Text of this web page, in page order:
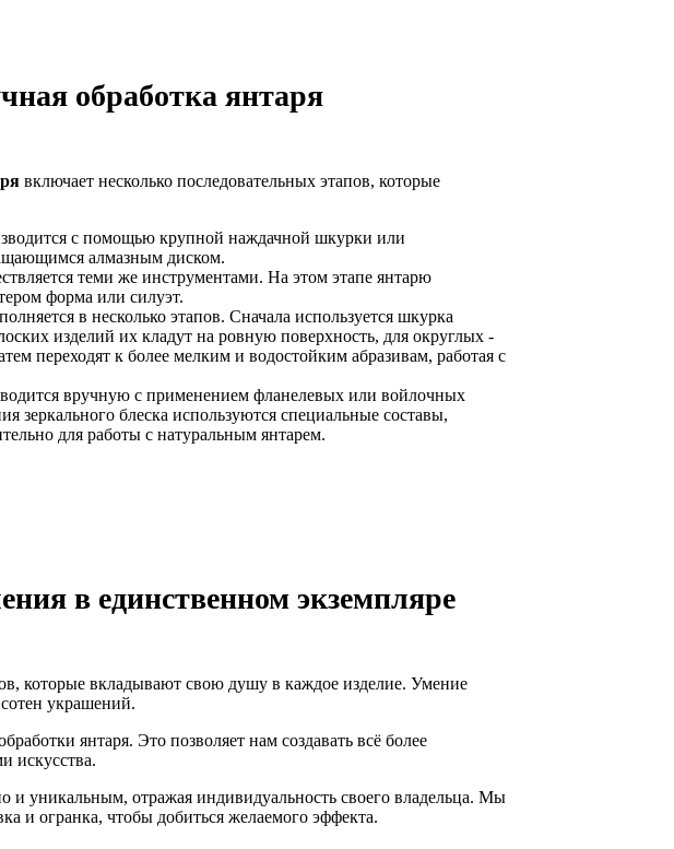
обработка янтаря
включает несколько последовательных этапов, которые
с помощью крупной наждачной шкурки или
алмазным диском.
теми же инструментами. На этом этапе янтарю
форма или силуэт.
в несколько этапов. Сначала используется шкурка
изделий их кладут на ровную поверхность, для округлых -
переходят к более мелким и водостойким абразивам, работая с
вручную с применением фланелевых или войлочных
зеркального блеска используются специальные составы,
для работы с натуральным янтарем.
в единственном экземпляре
которые вкладывают свою душу в каждое изделие. Умение
украшений.
янтаря. Это позволяет нам создавать всё более
искусства.
и уникальным, отражая индивидуальность своего владельца. Мы
и огранка, чтобы добиться желаемого эффекта.